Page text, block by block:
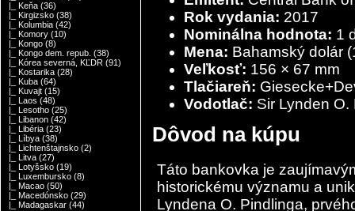
|_ Keňa (36)
|_ Kirgizsko (38)
|_ Kolumbia (42)
|_ Komory (10)
|_ Kongo (8)
|_ Kongo dem. repub. (38)
|_ Kórea severná, KĽDR (91)
|_ Kostarika (28)
|_ Kuba (64)
|_ Kuvajt (15)
|_ Laos (48)
|_ Lesotho (25)
|_ Libanon (42)
|_ Libéria (23)
|_ Líbya (38)
|_ Lichtenštajnsko (2)
|_ Litva (27)
|_ Lotyšsko (19)
|_ Luxembursko (8)
|_ Macao (50)
|_ Macedónsko (29)
|_ Madagaskar (44)
Rok vydania: 2017
Nominálna hodnota: 1
Mena: Bahamský dolár
Veľkosť: 156 × 67 mm
Tlačiareň:
Vodotlač: Sir Lynden
Dôvod na kúpu
Táto bankovka je
historickému významu a
Lyndena O. Pindlinga,